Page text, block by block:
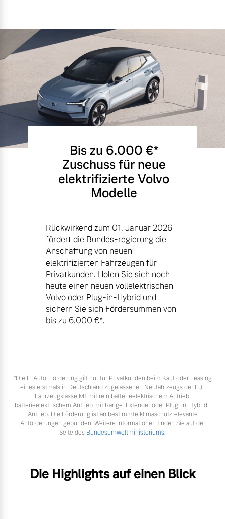
Bis zu 6.000 €⁠*
Zuschuss für neue
elektrifizierte Volvo
Modelle
Rückwirkend zum 01. Januar 2026
fördert die Bundes-regierung die
Anschaffung von neuen
elektrifizierten Fahrzeugen für
Privatkunden. Holen Sie sich noch
heute einen neuen vollelektrischen
Volvo oder Plug-in-Hybrid und
sichern Sie sich Fördersummen von
bis zu 6.000 €⁠*.
*Die E‑Auto-Förderung gilt nur für Privatkunden beim Kauf oder Leasing
eines erstmals in Deutschland zugelassenen Neufahrzeugs der EU-
Fahrzeugklasse M1 mit rein batterieelektrischem Antrieb,
batterieelektrischem Antrieb mit Range-Extender oder Plug-in-Hybrid-
Antrieb. Die Förderung ist an bestimmte klimaschutzrelevante
Anforderungen gebunden. Weitere Informationen finden Sie auf der
Seite des Bundesumweltministeriums.
Die Highlights auf einen Blick